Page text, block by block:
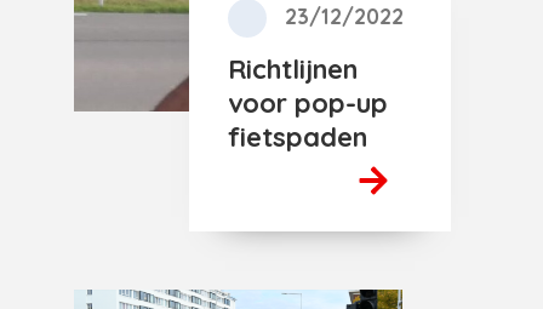
23/12/2022
Richtlijnen
voor pop-up
fietspaden